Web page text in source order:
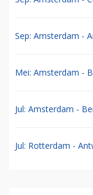
Sep: Amsterdam -
Mei: Amsterdam -
Jul: Amsterdam -
Jul: Rotterdam -